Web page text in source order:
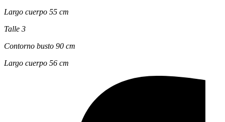
Largo cuerpo 55 cm
Talle 3
Contorno busto 90 cm
Largo cuerpo 56 cm